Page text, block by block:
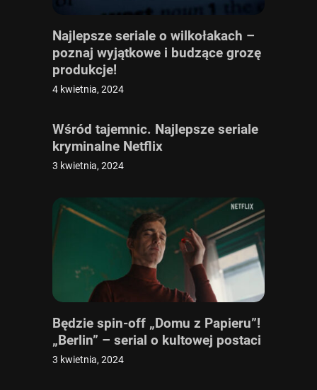
Najlepsze seriale o wilkołakach –
poznaj wyjątkowe i budzące grozę
produkcje!
4 kwietnia, 2024
Wśród tajemnic. Najlepsze seriale
kryminalne Netflix
3 kwietnia, 2024
Będzie spin-off „Domu z Papieru”!
„Berlin” – serial o kultowej postaci
3 kwietnia, 2024